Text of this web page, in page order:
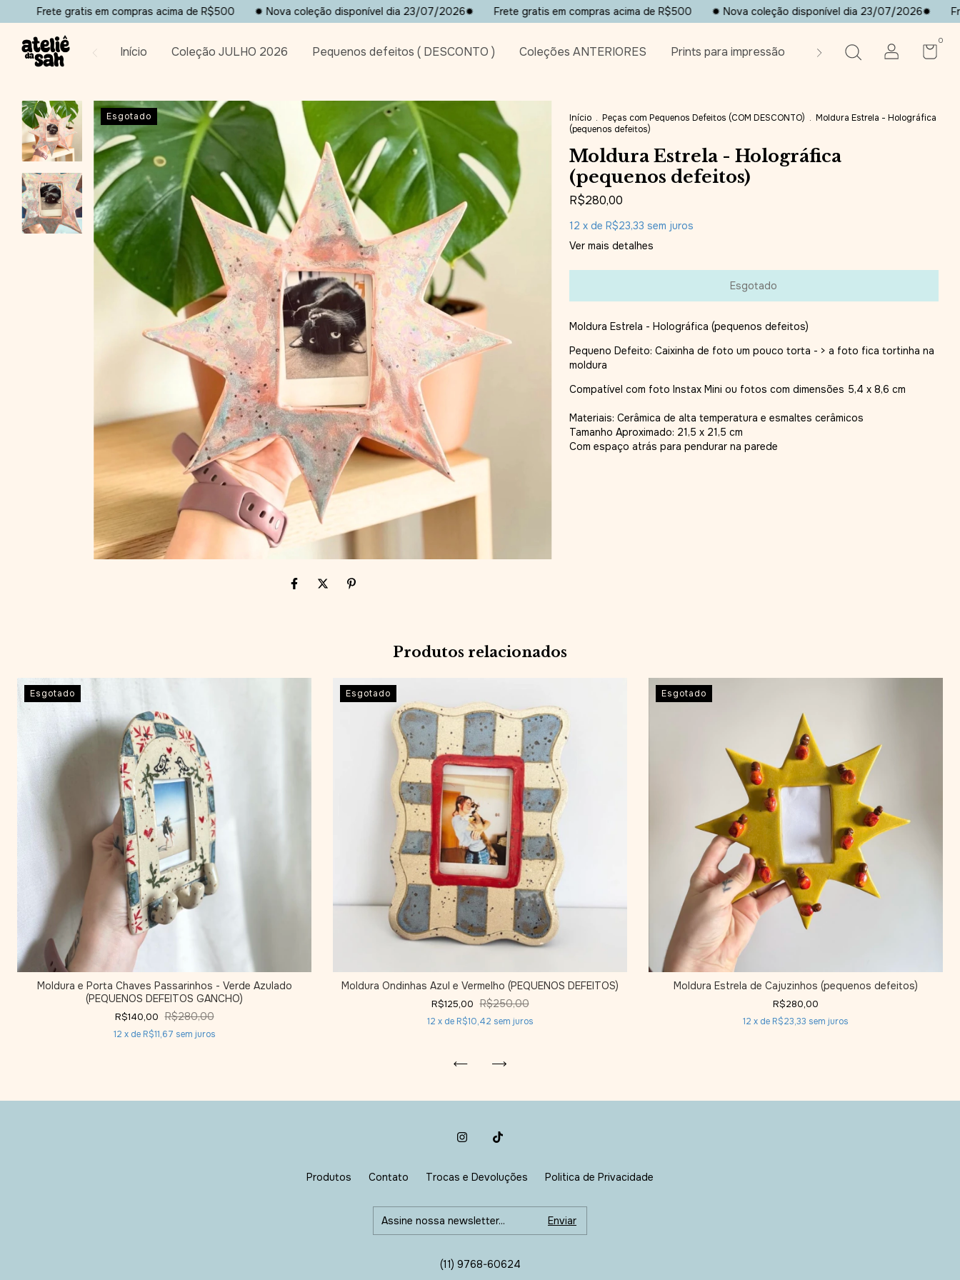
gratis em compras acima de R$500 ✹ Nova coleção disponível dia 23/07/2026✹ Frete gratis em compras acima de R$500 ✹ Nova coleção disponível dia 23/07/2026✹ Frete
Início Coleção JULHO 2026 Pequenos defeitos ( DESCONTO ) Coleções ANTERIORES Prints para impressão Contato Sobre a artista
0
Esgotado Início . Peças com Pequenos Defeitos (COM DESCONTO) . Moldura Estrela - Holográfica
(pequenos defeitos)
Moldura Estrela - Holográfica
(pequenos defeitos)
R$280,00
12 x de R$23,33 sem juros
Ver mais detalhes
Moldura Estrela - Holográfica (pequenos defeitos)
Pequeno Defeito: Caixinha de foto um pouco torta - > a foto fica tortinha na
moldura
Compatível com foto Instax Mini ou fotos com dimensões 5,4 x 8,6 cm
Materiais: Cerâmica de alta temperatura e esmaltes cerâmicos
Tamanho Aproximado: 21,5 x 21,5 cm
Com espaço atrás para pendurar na parede
Produtos relacionados
Esgotado
Moldura e Porta Chaves Passarinhos - Verde Azulado
(PEQUENOS DEFEITOS GANCHO)
R$140,00 R$280,00
12 x de R$11,67 sem juros
Esgotado
Moldura Ondinhas Azul e Vermelho (PEQUENOS DEFEITOS)
R$125,00 R$250,00
12 x de R$10,42 sem juros
Esgotado
Moldura Estrela de Cajuzinhos (pequenos defeitos)
R$280,00
12 x de R$23,33 sem juros
Produtos Contato Trocas e Devoluções Politica de Privacidade
(11) 9768-60624